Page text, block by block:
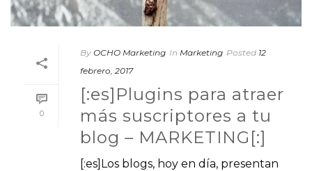
0
By OCHO Marketing In Marketing Posted 12
febrero, 2017
[:es]Plugins para atraer
más suscriptores a tu
blog – MARKETING[:]
[:es]Los blogs, hoy en día, presentan